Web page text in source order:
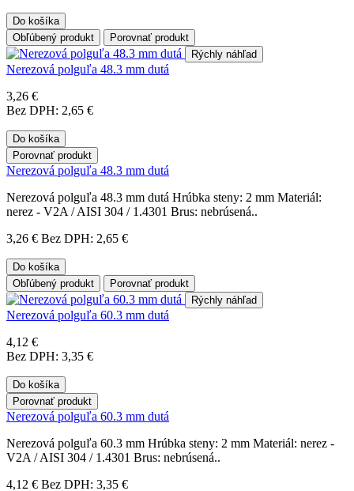
Do košíka
Obľúbený produkt
Porovnať produkt
Rýchly náhľad
Nerezová polguľa 48.3 mm dutá
3,26 €
Bez DPH: 2,65 €
Do košíka
Porovnať produkt
Nerezová polguľa 48.3 mm dutá
Nerezová polguľa 48.3 mm dutá Hrúbka steny: 2 mm Materiál:
nerez - V2A / AISI 304 / 1.4301 Brus: nebrúsená..
3,26 € Bez DPH: 2,65 €
Do košíka
Obľúbený produkt
Porovnať produkt
Rýchly náhľad
Nerezová polguľa 60.3 mm dutá
4,12 €
Bez DPH: 3,35 €
Do košíka
Porovnať produkt
Nerezová polguľa 60.3 mm dutá
Nerezová polguľa 60.3 mm Hrúbka steny: 2 mm Materiál: nerez -
V2A / AISI 304 / 1.4301 Brus: nebrúsená..
4,12 € Bez DPH: 3,35 €